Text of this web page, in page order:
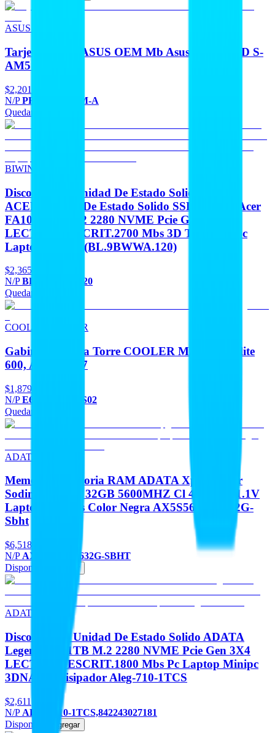
ASUS OEM
Tarjeta Madre ASUS OEM Mb Asus B840 AMD S-
AM5 9A Gen
$2,201
N/PPRIME B840M-A
Quedan 5
BIWIN ACER
Discos Duros Unidad De Estado Solido BIWIN
ACER Unidad De Estado Solido SSD Interno Acer
FA100 1TB M.2 2280 NVME Pcie Gen 3X4
LECT.3300 ESCRIT.2700 Mbs 3D Tlc Nand Pc
Laptop Minipc (BL.9BWWA.120)
$2,365
N/PBL.9BWWA.120
Quedan 3
COOLER MASTER
Gabinetes Media Torre COOLER MASTER Elite
600, Argb Fan 7
$1,879
N/PE600-WGNN-S02
Quedan 2
ADATA
Memorias Memoria RAM ADATA Xpg Hunter
Sodimm DDR5 32GB 5600MHZ Cl 46-45-45 1.1V
Laptop Gamers Color Negra AX5S5600C4632G-
Sbht
$6,518
N/P AX5S5600C4632G-SBHT
Disponible
Agregar
ADATA
Discos Duros Unidad De Estado Solido ADATA
Legend 710 1TB M.2 2280 NVME Pcie Gen 3X4
LECT.2400 ESCRIT.1800 Mbs Pc Laptop Minipc
3DNAND Disipador Aleg-710-1TCS
$2,611
N/P ALEG-710-1TCS,842243027181
Disponible
Agregar